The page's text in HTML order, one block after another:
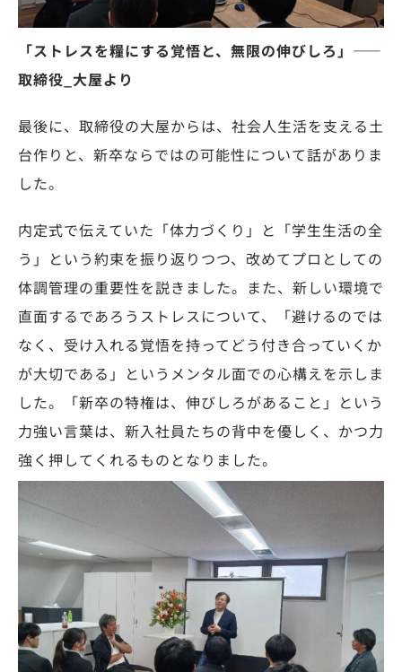
「ストレスを糧にする覚悟と、無限の伸びしろ」——
取締役_大屋より
最後に、取締役の大屋からは、社会人生活を支える土
台作りと、新卒ならではの可能性について話がありま
した。
内定式で伝えていた「体力づくり」と「学生生活の全
う」という約束を振り返りつつ、改めてプロとしての
体調管理の重要性を説きました。また、新しい環境で
直面するであろうストレスについて、「避けるのでは
なく、受け入れる覚悟を持ってどう付き合っていくか
が大切である」というメンタル面での心構えを示しま
した。「新卒の特権は、伸びしろがあること」という
力強い言葉は、新入社員たちの背中を優しく、かつ力
強く押してくれるものとなりました。